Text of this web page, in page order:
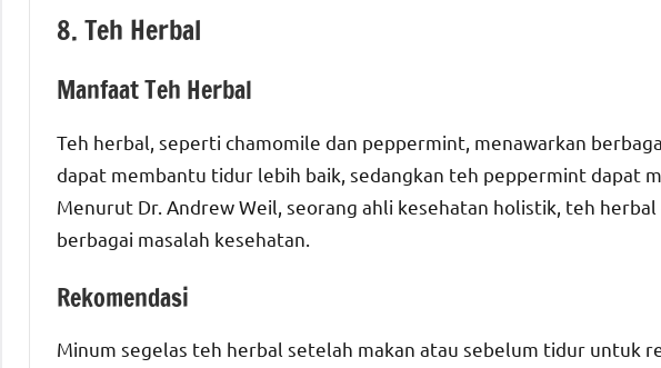
8. Teh Herbal
Manfaat Teh Herbal
Teh herbal, seperti chamomile dan peppermint, menawarkan
dapat membantu tidur lebih baik, sedangkan teh peppermint dapat
Menurut Dr. Andrew Weil, seorang ahli kesehatan holistik, teh
berbagai masalah kesehatan.
Rekomendasi
Minum segelas teh herbal setelah makan atau sebelum tidur untuk